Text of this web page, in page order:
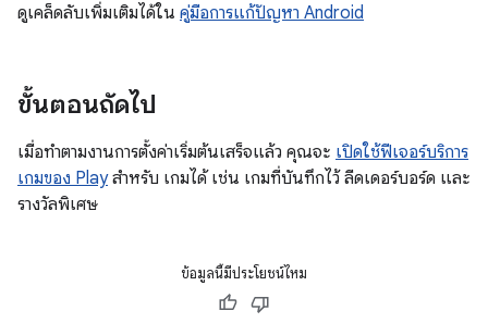
ดูเคล็ดลับเพิ่มเติมได้ใน คู่มือการแก้ปัญหา Android
ขั้นตอนถัดไป
เมื่อทำตามงานการตั้งค่าเริ่มต้นเสร็จแล้ว คุณจะ เปิดใช้ฟีเจอร์บริการ
เกมของ Playสำหรับ เกมได้ เช่น เกมที่บันทึกไว้ ลีดเดอร์บอร์ด และ
รางวัลพิเศษ
ข้อมูลนี้มีประโยชน์ไหม